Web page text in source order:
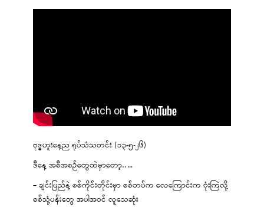
ဗုဒ္ဓဟူးနေ့ည ရုပ်သံသတင်း (၁၃-၅-၂၆)
ဒီနေ့ အစီအစဉ်တွေထဲမှာတော့…..
– ချင်းပြည်နဲ့ စစ်ကိုင်းတိုင်းမှာ စစ်တပ်က လေကြောင်းက ဗုံးကြဲလို့
စစ်သုံ့ပန်းတွေ အပါအဝင် လူသေဆုံး